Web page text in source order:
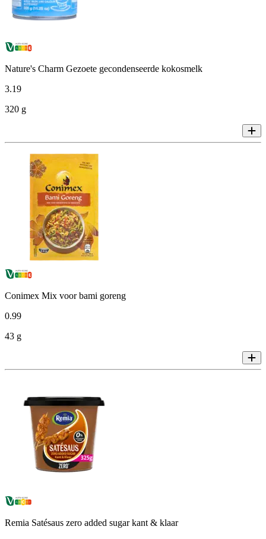
Nature's Charm Gezoete gecondenseerde kokosmelk
3.19
320 g
Conimex Mix voor bami goreng
0.99
43 g
Remia Satésaus zero added sugar kant & klaar